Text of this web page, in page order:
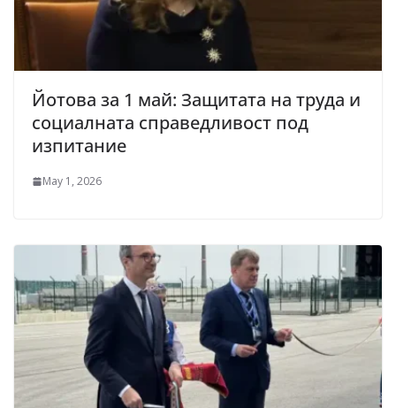
Йотова за 1 май: Защитата на труда и
социалната справедливост под
изпитание
May 1, 2026